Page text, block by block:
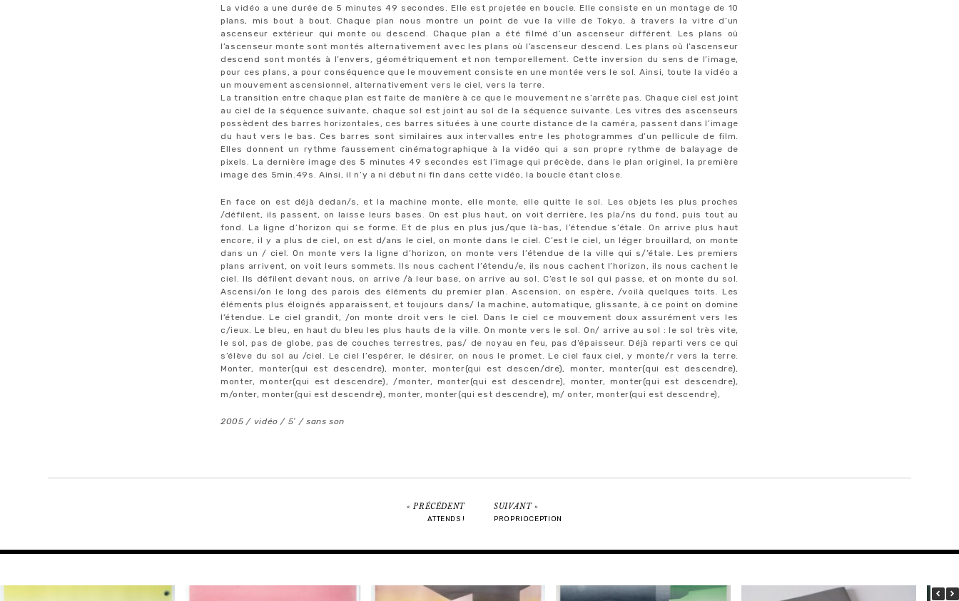
La vidéo a une durée de 5 minutes 49 secondes. Elle est projetée en boucle. Elle consiste en un montage de 10
plans, mis bout à bout. Chaque plan nous montre un point de vue la ville de Tokyo, à travers la vitre d’un
ascenseur extérieur qui monte ou descend. Chaque plan a été filmé d’un ascenseur différent. Les plans où
l’ascenseur monte sont montés alternativement avec les plans où l’ascenseur descend. Les plans où l’ascenseur
descend sont montés à l’envers, géométriquement et non temporellement. Cette inversion du sens de l’image,
pour ces plans, a pour conséquence que le mouvement consiste en une montée vers le sol. Ainsi, toute la vidéo a
un mouvement ascensionnel, alternativement vers le ciel, vers la terre.
La transition entre chaque plan est faite de manière à ce que le mouvement ne s’arrête pas. Chaque ciel est joint
au ciel de la séquence suivante, chaque sol est joint au sol de la séquence suivante. Les vitres des ascenseurs
possèdent des barres horizontales, ces barres situées à une courte distance de la caméra, passent dans l’image
du haut vers le bas. Ces barres sont similaires aux intervalles entre les photogrammes d’un pellicule de film.
Elles donnent un rythme faussement cinématographique à la vidéo qui a son propre rythme de balayage de
pixels. La dernière image des 5 minutes 49 secondes est l’image qui précède, dans le plan originel, la première
image des 5min.49s. Ainsi, il n’y a ni début ni fin dans cette vidéo, la boucle étant close.
En face on est déjà dedan/s, et la machine monte, elle monte, elle quitte le sol. Les objets les plus proches
/défilent, ils passent, on laisse leurs bases. On est plus haut, on voit derrière, les pla/ns du fond, puis tout au
fond. La ligne d’horizon qui se forme. Et de plus en plus jus/que là-bas, l’étendue s’étale. On arrive plus haut
encore, il y a plus de ciel, on est d/ans le ciel, on monte dans le ciel. C’est le ciel, un léger brouillard, on monte
dans un / ciel. On monte vers la ligne d’horizon, on monte vers l’étendue de la ville qui s/’étale. Les premiers
plans arrivent, on voit leurs sommets. Ils nous cachent l’étendu/e, ils nous cachent l’horizon, ils nous cachent le
ciel. Ils défilent devant nous, on arrive /à leur base, on arrive au sol. C’est le sol qui passe, et on monte du sol.
Ascensi/on le long des parois des éléments du premier plan. Ascension, on espère, /voilà quelques toits. Les
éléments plus éloignés apparaissent, et toujours dans/ la machine, automatique, glissante, à ce point on domine
l’étendue. Le ciel grandit, /on monte droit vers le ciel. Dans le ciel ce mouvement doux assurément vers les
c/ieux. Le bleu, en haut du bleu les plus hauts de la ville. On monte vers le sol. On/ arrive au sol : le sol très vite,
le sol, pas de globe, pas de couches terrestres, pas/ de noyau en feu, pas d’épaisseur. Déjà reparti vers ce qui
s’élève du sol au /ciel. Le ciel l’espérer, le désirer, on nous le promet. Le ciel faux ciel, y monte/r vers la terre.
Monter, monter(qui est descendre), monter, monter(qui est descen/dre), monter, monter(qui est descendre),
monter, monter(qui est descendre), /monter, monter(qui est descendre), monter, monter(qui est descendre),
m/onter, monter(qui est descendre), monter, monter(qui est descendre), m/ onter, monter(qui est descendre),
2005 / vidéo / 5′ / sans son
PRÉCÉDENT
ATTENDS !
SUIVANT
PROPRIOCEPTION